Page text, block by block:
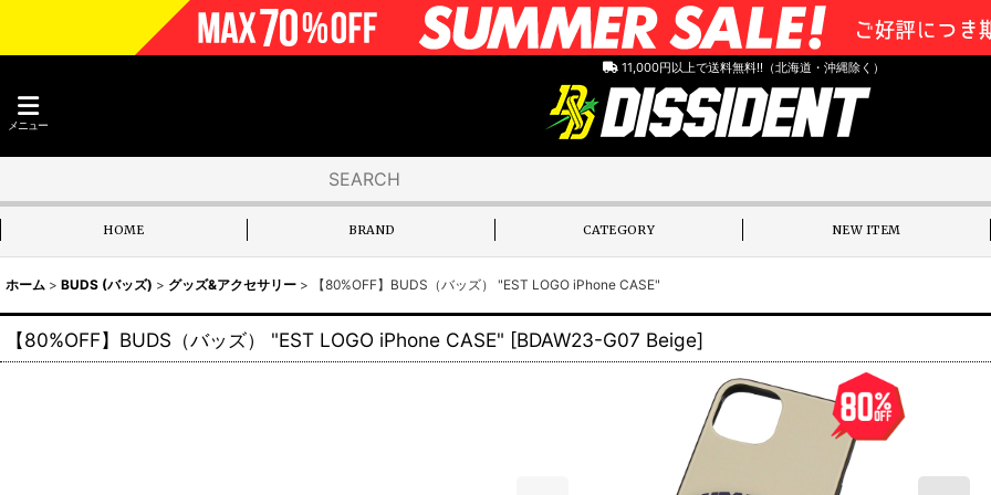
11,000円以上で送料無料!!（北海道・沖縄除く）
メニュー
HOME BRAND CATEGORY NEW ITEM
ホーム > BUDS (バッズ) > グッズ&アクセサリー > 【80%OFF】BUDS（バッズ） "EST LOGO iPhone CASE"
【80%OFF】BUDS（バッズ） "EST LOGO iPhone CASE" [BDAW23-G07 Beige]